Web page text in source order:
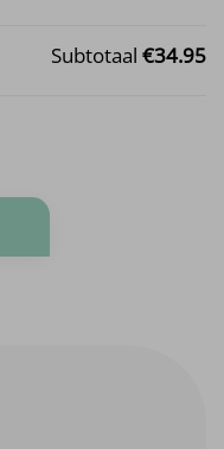
Subtotaal €34.95